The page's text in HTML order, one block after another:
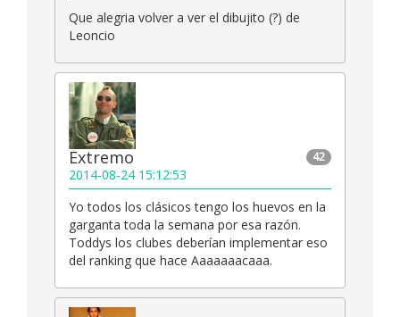
Que alegria volver a ver el dibujito (?) de
Leoncio
42
Extremo
2014-08-24 15:12:53
Yo todos los clásicos tengo los huevos en la
garganta toda la semana por esa razón.
Toddys los clubes deberían implementar eso
del ranking que hace Aaaaaaacaaa.